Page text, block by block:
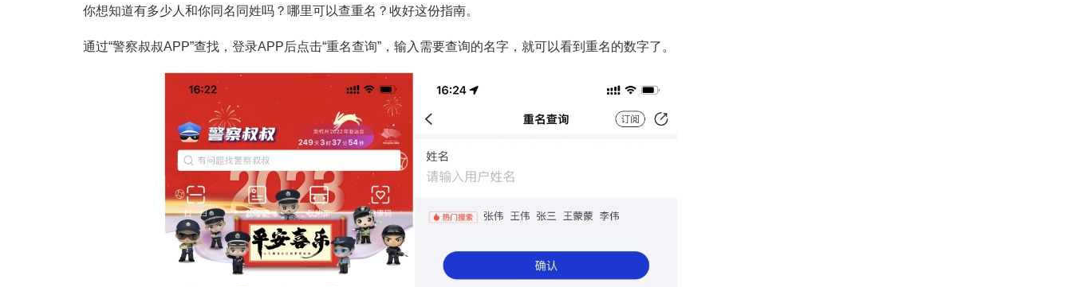
你想知道有多少人和你同名同姓吗？哪里可以查重名？收好这份指南。
通过“警察叔叔APP”查找，登录APP后点击“重名查询”，输入需要查询的名字，就可以看到重名的数字了。